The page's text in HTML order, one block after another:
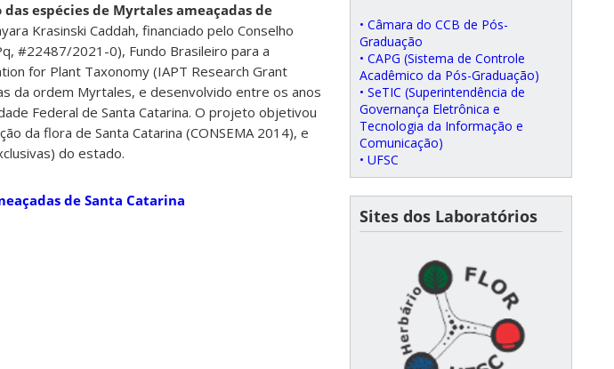
espécies de Myrtales ameaçadas de
Krasinski Caddah, financiado pelo Conselho
#22487/2021-0), Fundo Brasileiro para a
for Plant Taxonomy (IAPT Research Grant
da ordem Myrtales, e desenvolvido entre os anos
Federal de Santa Catarina. O projeto objetivou
da flora de Santa Catarina (CONSEMA 2014), e
do estado.
de Santa Catarina
• Câmara do CCB de Pós-
Graduação
• CAPG (Sistema de Controle
Acadêmico da Pós-Graduação)
• SeTIC (Superintendência de
Governança Eletrônica e
Tecnologia da Informação e
Comunicação)
• UFSC
Sites dos Laboratórios